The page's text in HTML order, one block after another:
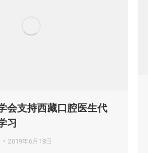
会支持西藏口腔医生代
习
2019年6月18日